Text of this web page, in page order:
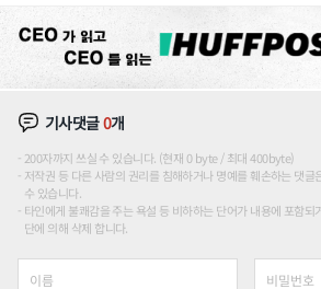
기사댓글0개
200자까지 쓰실 수 있습니다. (현재 0 byte / 최대 400byte)
저작권 등 다른 사람의 권리를 침해하거나 명예를 훼손하는 댓글
수 있습니다.
타인에게 불쾌감을 주는 욕설 등 비하하는 단어가 내용에 포함
단에 의해 삭제 합니다.